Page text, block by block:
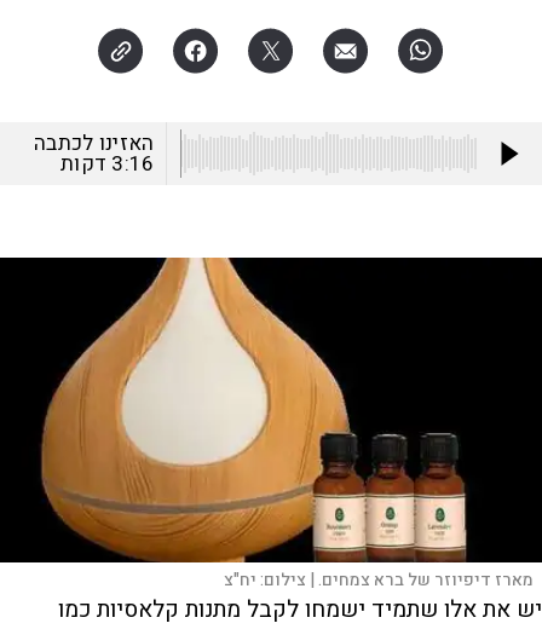
האזינו לכתבה
3:16 דקות
מארז דיפיוזר של ברא צמחים. | צילום:יח"צ
יש את אלו שתמיד ישמחו לקבל מתנות קלאסיות כמו